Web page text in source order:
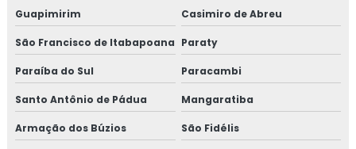
Consultoria em implantação de programa 5s
Consultoria em implementação gfsi
Consultoria em iso 14001
Guapimirim Casimiro de Abreu
São Francisco de Itabapoana Paraty
Paraíba do Sul Paracambi
Santo Antônio de Pádua Mangaratiba
Armação dos Búzios São Fidélis